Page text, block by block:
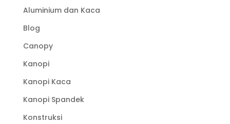
Aluminium dan Kaca
Blog
Canopy
Kanopi
Kanopi Kaca
Kanopi Spandek
Konstruksi